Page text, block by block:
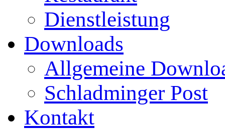
Dienstleistung
Downloads
Allgemeine
Schladminger Post
Kontakt